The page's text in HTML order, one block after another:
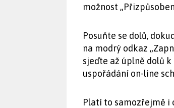
možnost
Posuňte se dolů,
na modrý odkaz
sjeďte až úplně dolů k
uspořádání on-line
Platí to samozřejmě i